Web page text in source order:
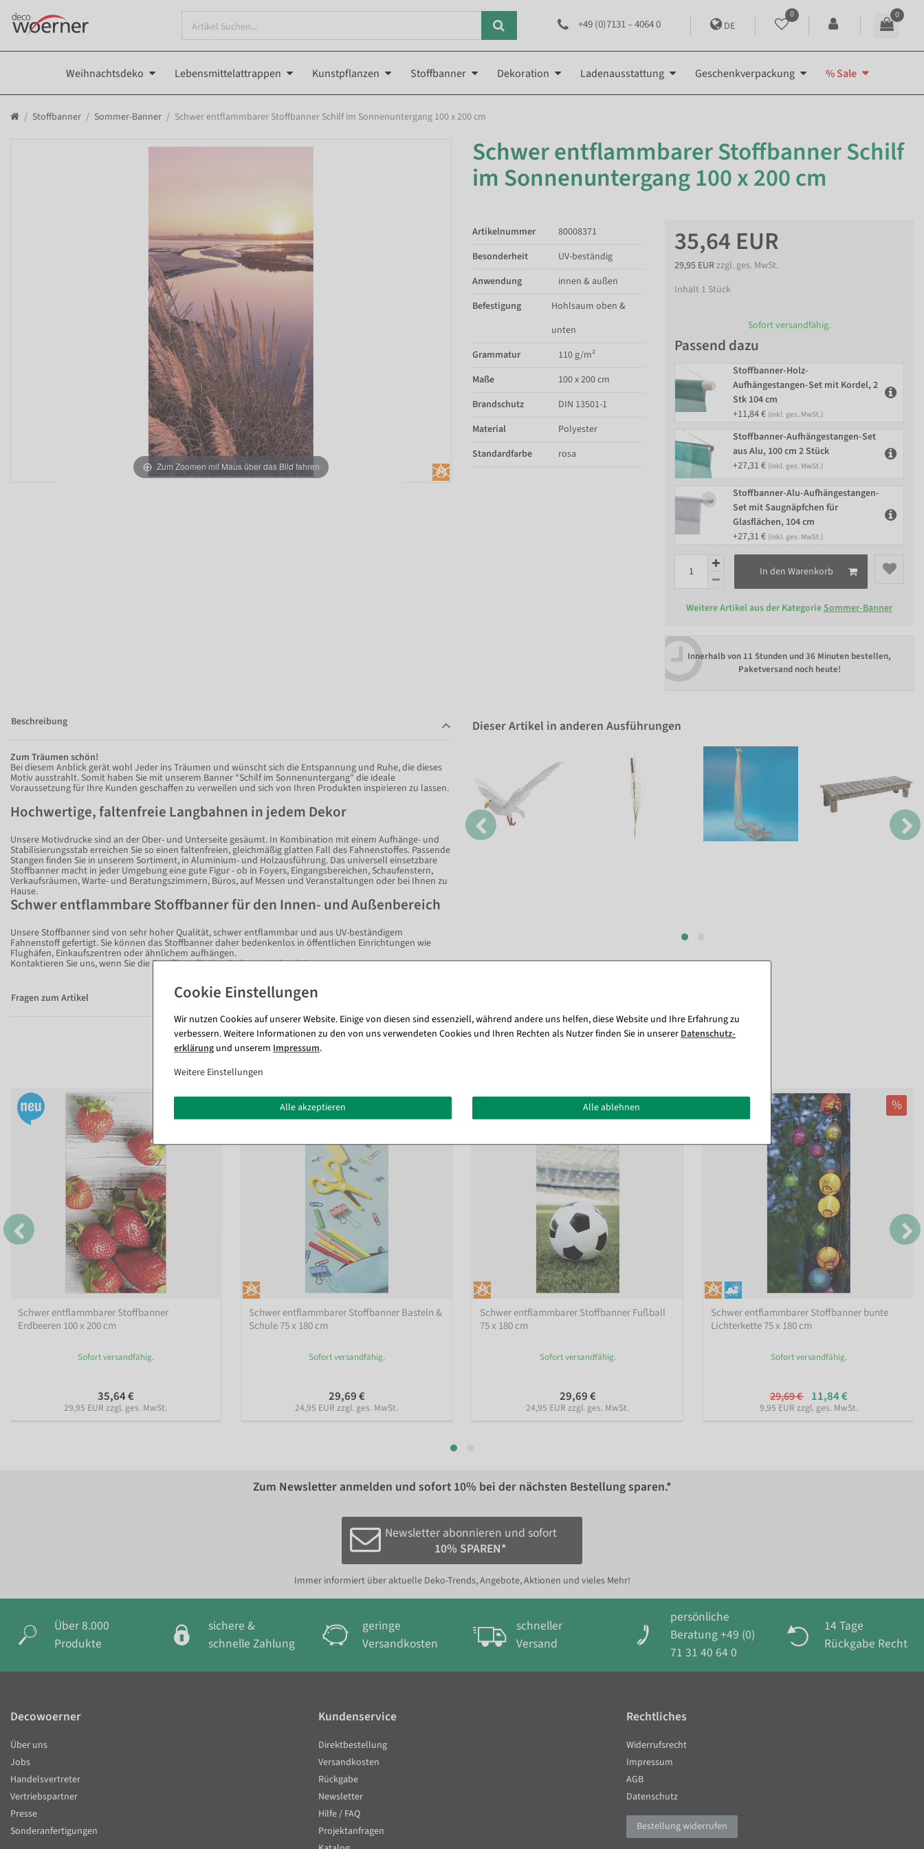
+49 (0)7131 – 4064 0 DE
0 0
Weihnachtsdeko Lebensmittelattrappen Kunstpflanzen Stoffbanner Dekoration Ladenausstattung Geschenkverpackung % Sale
Stoffbanner Sommer-Banner Schwer entflammbarer Stoffbanner Schilf im Sonnenuntergang 100 x 200 cm
Zum Zoomen mit Maus über das Bild fahren
Schwer entflammbarer Stoffbanner Schilf
im Sonnenuntergang 100 x 200 cm
35,64 EUR
29,95 EURzzgl. ges. MwSt.
Inhalt 1 Stück
Sofort versandfähig.
Passend dazu
Stoffbanner-Holz-
Aufhängestangen-Set mit Kordel, 2
Stk 104 cm
+11,84 € (inkl. ges. MwSt.)
Stoffbanner-Aufhängestangen-Set
aus Alu, 100 cm 2 Stück
+27,31 € (inkl. ges. MwSt.)
Stoffbanner-Alu-Aufhängestangen-
Set mit Saugnäpfchen für
Glasflächen, 104 cm
+27,31 € (inkl. ges. MwSt.)
In den Warenkorb
Weitere Artikel aus der KategorieSommer-Banner
Innerhalb von 11 Stunden und 36 Minuten bestellen,
Paketversand noch heute!
Artikelnummer
80008371
Besonderheit
UV-beständig
Anwendung
innen & außen
Befestigung
Hohlsaum oben &
unten
Grammatur
110 g/m²
Maße
100 x 200 cm
Brandschutz
DIN 13501-1
Material
Polyester
Standardfarbe
rosa
Beschreibung
Zum Träumen schön!
Bei diesem Anblick gerät wohl Jeder ins Träumen und wünscht sich die Entspannung und Ruhe, die dieses
Motiv ausstrahlt. Somit haben Sie mit unserem Banner "Schilf im Sonnenuntergang" die ideale
Voraussetzung für Ihre Kunden geschaffen zu verweilen und sich von Ihren Produkten inspirieren zu lassen.
Hochwertige, faltenfreie Langbahnen in jedem Dekor
Unsere Motivdrucke sind an der Ober- und Unterseite gesäumt. In Kombination mit einem Aufhänge- und
Stabilisierungsstab erreichen Sie so einen faltenfreien, gleichmäßig glatten Fall des Fahnenstoffes. Passende
Stangen finden Sie in unserem Sortiment, in Aluminium- und Holzausführung. Das universell einsetzbare
Stoffbanner macht in jeder Umgebung eine gute Figur - ob in Foyers, Eingangsbereichen, Schaufenstern,
Verkaufsräumen, Warte- und Beratungszimmern, Büros, auf Messen und Veranstaltungen oder bei Ihnen zu
Hause.
Schwer entflammbare Stoffbanner für den Innen- und Außenbereich
Unsere Stoffbanner sind von sehr hoher Qualität, schwer entflammbar und aus UV-beständigem
Fahnenstoff gefertigt. Sie können das Stoffbanner daher bedenkenlos in öffentlichen Einrichtungen wie
Flughäfen, Einkaufszentren oder ähnlichem aufhängen.
Kontaktieren Sie uns, wenn Sie die Zertifikate für Ihre Dokumente benötigen.
Fragen zum Artikel
Dieser Artikel in anderen Ausführungen
Schwer entflammbarer Stoffbanner
Erdbeeren 100 x 200 cm
Sofort versandfähig.
35,64 €
29,95 EUR zzgl. ges. MwSt.
Schwer entflammbarer Stoffbanner Basteln &
Schule 75 x 180 cm
Sofort versandfähig.
29,69 €
24,95 EUR zzgl. ges. MwSt.
Schwer entflammbarer Stoffbanner Fußball
75 x 180 cm
Sofort versandfähig.
29,69 €
24,95 EUR zzgl. ges. MwSt.
%
Schwer entflammbarer Stoffbanner bunte
Lichterkette 75 x 180 cm
Sofort versandfähig.
29,69 € 11,84 €
9,95 EUR zzgl. ges. MwSt.
Zum Newsletter anmelden und sofort 10% bei der nächsten Bestellung sparen.*
Newsletter abonnieren und sofort
10% SPAREN*
Immer informiert über aktuelle Deko-Trends, Angebote, Aktionen und vieles Mehr!
Über 8.000
Produkte
sichere &
schnelle Zahlung
geringe
Versandkosten
schneller
Versand
persönliche
Beratung +49 (0)
71 31 40 64 0
14 Tage
Rückgabe Recht
Wir nutzen Cookies auf unserer Website. Einige von diesen sind essenziell, während andere uns helfen, diese Website und Ihre Erfahrung zu
verbessern. Weitere Informationen zu den von uns verwendeten Cookies und Ihren Rechten als Nutzer finden Sie in unserer Daten­schutz­
erklärung und unserem Impressum.
Weitere Einstellungen
Alle akzeptieren Alle ablehnen
Decowoerner
Über uns
Jobs
Handelsvertreter
Vertriebspartner
Presse
Sonderanfertigungen
Kundenservice
Direktbestellung
Versandkosten
Rückgabe
Newsletter
Hilfe / FAQ
Projektanfragen
Rechtliches
Widerrufsrecht
Impressum
AGB
Datenschutz
Bestellung widerrufen